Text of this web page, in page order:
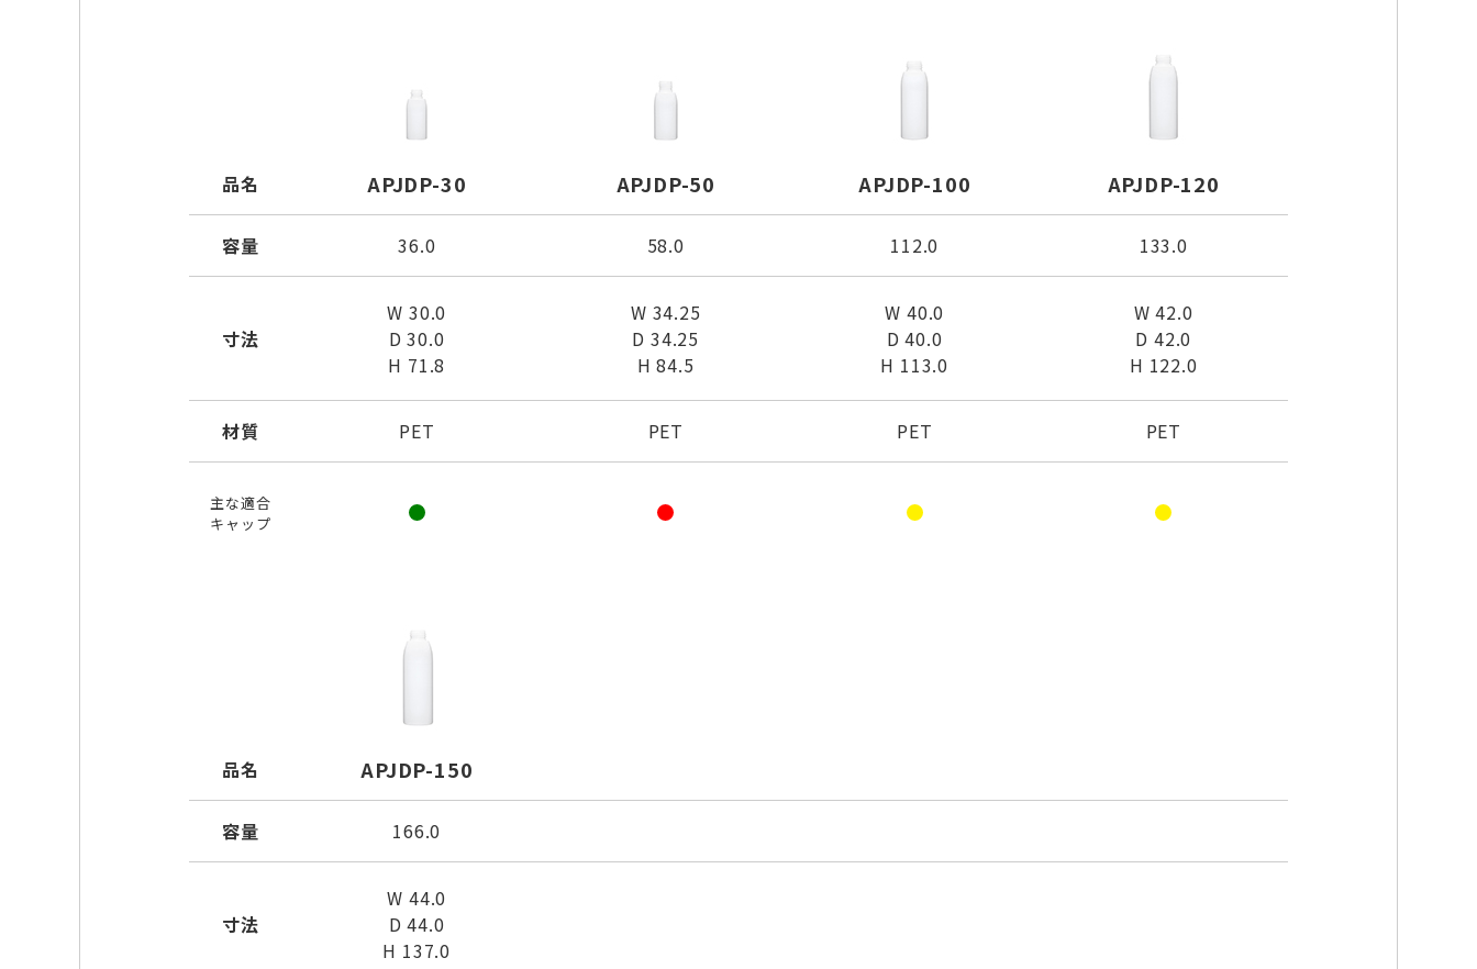
品名
容量
寸法
材質
主な適合
キャップ
APJDP-30
36.0
W 30.0
D 30.0
H 71.8
PET
APJDP-50
58.0
W 34.25
D 34.25
H 84.5
PET
APJDP-100
112.0
W 40.0
D 40.0
H 113.0
PET
APJDP-120
133.0
W 42.0
D 42.0
H 122.0
PET
品名
容量
寸法
APJDP-150
166.0
W 44.0
D 44.0
H 137.0